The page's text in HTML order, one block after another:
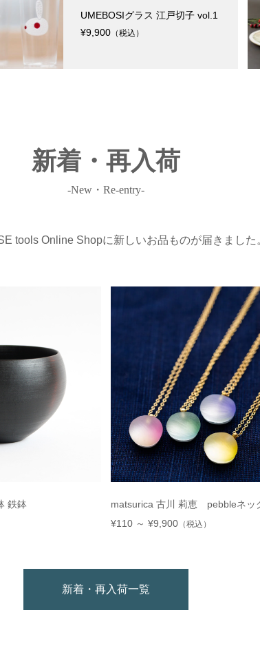
UMEBOSIグラス 江戸切子 vol.1
¥9,900 （税込）
新着・再入荷
-New・Re-entry-
tools Online Shopに新しいお品ものが届きました
鉄鉢
matsurica 古川 莉恵 pebbleネッ
¥110 ～ ¥9,900 （税込）
新着・再入荷一覧